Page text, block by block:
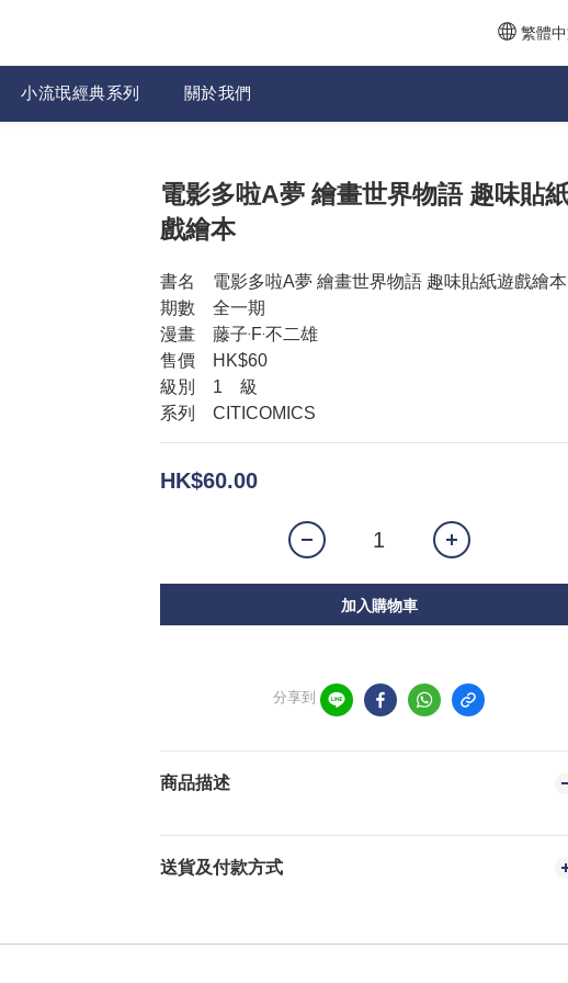
繁體
小流氓經典系列 關於我們
電影多啦A夢 繪畫世界物語 趣味貼
戲繪本
書名　電影多啦A夢 繪畫世界物語 趣味貼紙遊戲繪本
期數　全一期
漫畫　藤子‧F‧不二雄
售價　HK$60
級別　1　級
系列　CITICOMICS
HK$60.00
加入購物車
分享到
商品描述
送貨及付款方式